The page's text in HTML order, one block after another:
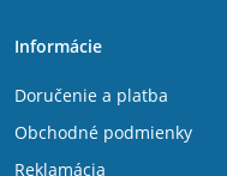
Informácie
Doručenie a platba
Obchodné podmienky
Reklamácia